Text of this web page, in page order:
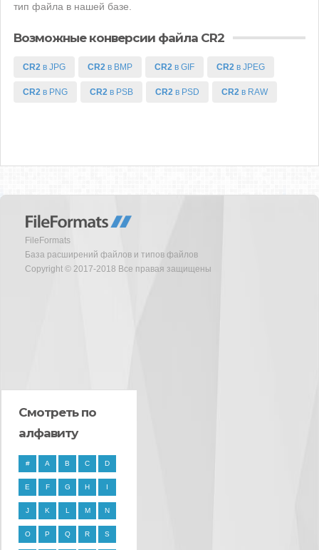
тип файла в нашей базе.
Возможные конверсии файла CR2
CR2 в JPG CR2 в BMP CR2 в GIF CR2 в JPEG
CR2 в PNG CR2 в PSB CR2 в PSD CR2 в RAW
FileFormats
База расширений файлов и типов файлов
Copyright © 2017-2018 Все правая защищены
Смотреть по
алфавиту
# A B C D
E F G H I
J K L M N
O P Q R S